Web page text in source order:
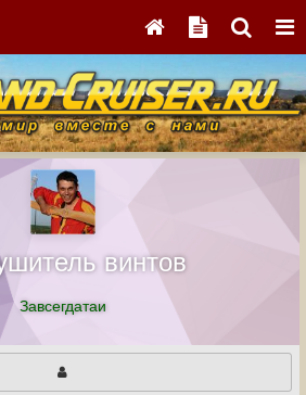
винтов
Завсегдатаи